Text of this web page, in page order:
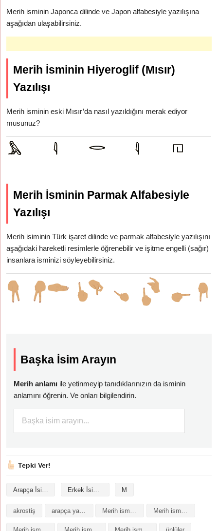
Merih isminin Japonca dilinde ve Japon alfabesiyle yazılışına
aşağıdan ulaşabilirsiniz.
Merih İsminin Hiyeroglif (Mısır)
Yazılışı
Merih isminin eski Mısır’da nasıl yazıldığını merak ediyor
musunuz?
Merih İsminin Parmak Alfabesiyle
Yazılışı
Merih isiminin Türk işaret dilinde ve parmak alfabesiyle yazılışını
aşağıdaki hareketli resimlerle öğrenebilir ve işitme engelli (sağır)
insanlara isminizi söyleyebilirsiniz.
Başka İsim Arayın
Merih anlamı ile yetinmeyip tanıdıklarınızın da isminin
anlamını öğrenin. Ve onları bilgilendirin.
Tepki Ver!
Arapça İsimler Erkek İsimleri M
akrostiş arapça yazılışı